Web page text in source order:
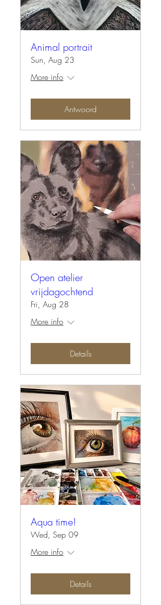
Animal portrait
Sun, Aug 23
More info
Antwoord
Open atelier
vrijdagochtend
Fri, Aug 28
More info
Details
Aqua time!
Wed, Sep 09
More info
Details